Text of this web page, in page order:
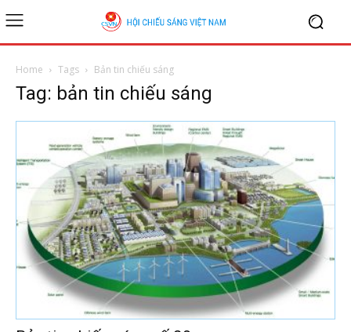
Home Tags Bản tin chiếu sáng
Tag: bản tin chiếu sáng